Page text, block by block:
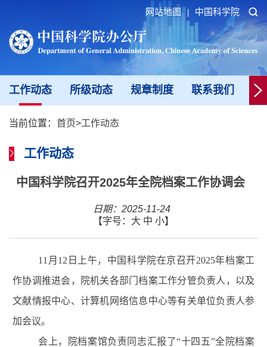
网站地图 中国科学院
工作动态 所级动态 规章制度 联系我们 新
当前位置： 首页>工作动态
工作动态
中国科学院召开2025年全院档案工作协调会
日期：2025-11-24
【字号： 大 中 小】
11 月 12 日 上午，中国科学院在京召开2025年档案工
作协调推进会， 院机关各部门档案工作分管负责人 ，以及
文献情报中心、计算机网络信息中心等有关单位负责人参
加会议。
会上，院档案馆负责同志汇报了“十四五”全院档案